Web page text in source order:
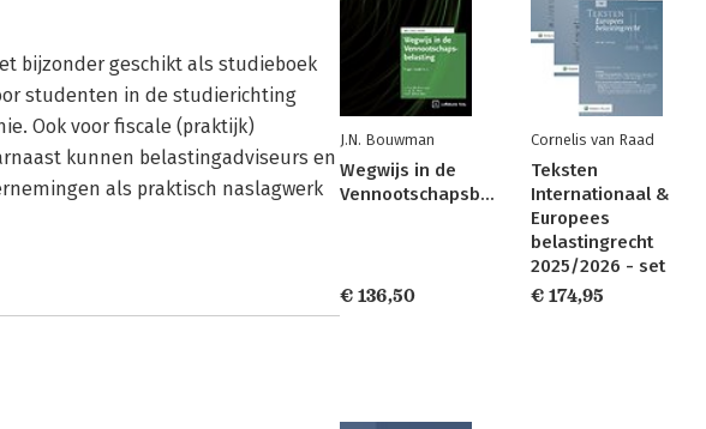
bijzonder geschikt als studieboek
studenten in de studierichting
Ook voor fiscale (praktijk)
kunnen belastingadviseurs en
als praktisch naslagwerk
J.N. Bouwman
Wegwijs in de
Vennootschapsbelasting
€ 136,50
Cornelis van Raad
Teksten
Internationaal &
Europees
belastingrecht
2025/2026 - set
€ 174,95